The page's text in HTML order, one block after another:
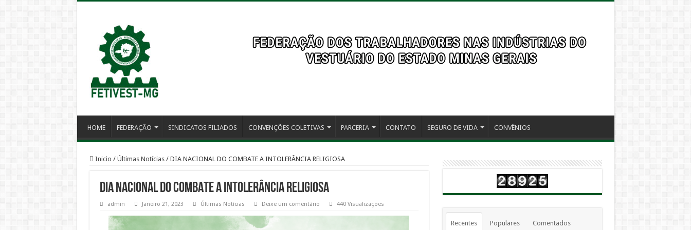
HOME FEDERAÇÃO SINDICATOS FILIADOS CONVENÇÕES COLETIVAS PARCERIA CONTATO SEGURO DE VIDA CONVÊNIOS
Inicio / Últimas Notícias / DIA NACIONAL DO COMBATE A INTOLERÂNCIA RELIGIOSA
DIA NACIONAL DO COMBATE A INTOLERÂNCIA RELIGIOSA
admin Janeiro 21, 2023 Últimas Notícias Deixe um comentário 440 Visualizações
Recentes Populares Comentados